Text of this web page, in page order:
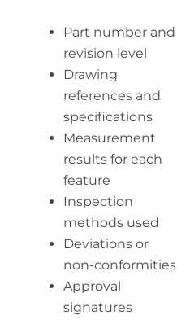
Part number and
revision level
Drawing
references and
specifications
Measurement
results for each
feature
Inspection
methods used
Deviations or
non-conformities
Approval
signatures